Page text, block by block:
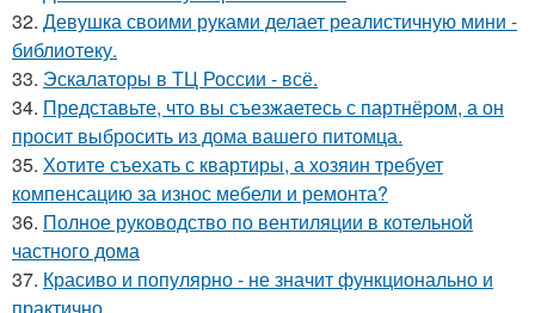
32. Девушка своими руками делает реалистичную мини -
библиотеку.
33. Эскалаторы в ТЦ России - всё.
34. Представьте, что вы съезжаетесь с партнёром, а он
просит выбросить из дома вашего питомца.
35. Хотите съехать с квартиры, а хозяин требует
компенсацию за износ мебели и ремонта?
36. Полное руководство по вентиляции в котельной
частного дома
37. Красиво и популярно - не значит функционально и
практично.